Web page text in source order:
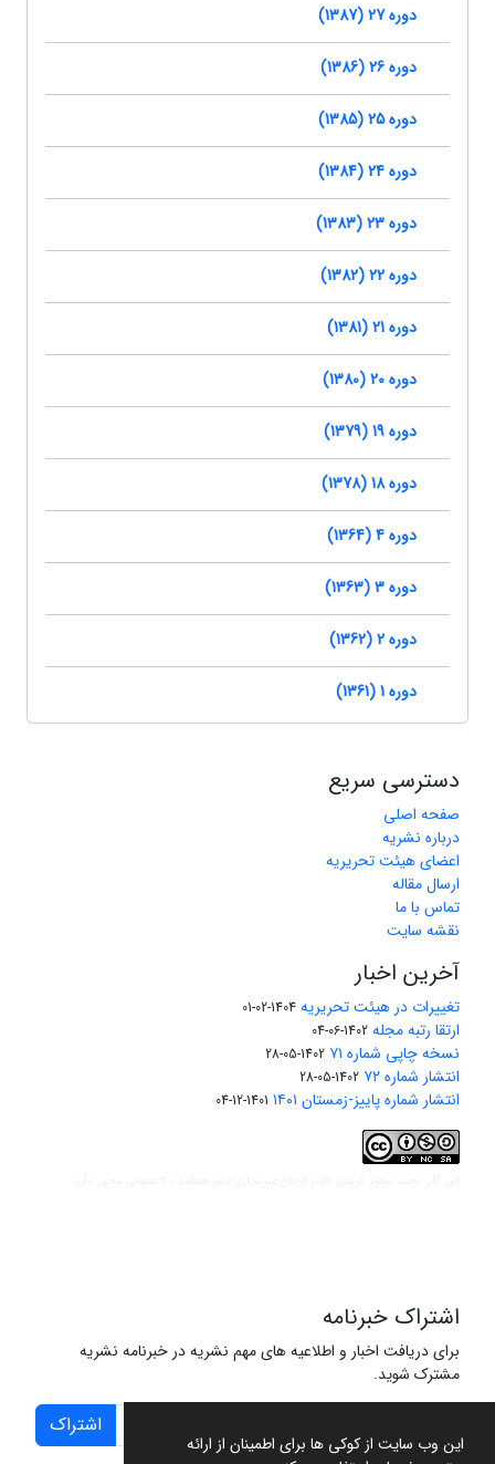
این وب سایت از کوکی ها برای اطمینان از ارائه
دوره 27 (1387)
دوره 26 (1386)
دوره 25 (1385)
دوره 24 (1384)
دوره 23 (1383)
دوره 22 (1382)
دوره 21 (1381)
دوره 20 (1380)
دوره 19 (1379)
دوره 18 (1378)
دوره 4 (1364)
دوره 3 (1363)
دوره 2 (1362)
دوره 1 (1361)
دسترسی سریع
صفحه اصلی
درباره نشریه
اعضای هیئت تحریریه
ارسال مقاله
تماس با ما
نقشه سایت
آخرین اخبار
تغییرات در هیئت تحریریه 1404-02-01
ارتقا رتبه مجله 1402-06-04
نسخه چاپی شماره ۷۱ 1402-05-28
انتشار شماره ۷۲ 1402-05-28
انتشار شماره پاییز-زمستان ۱۴۰۱ 1401-12-04
اشتراک خبرنامه
برای دریافت اخبار و اطلاعیه های مهم نشریه در خبرنامه نشریه
مشترک شوید.
اشتراک